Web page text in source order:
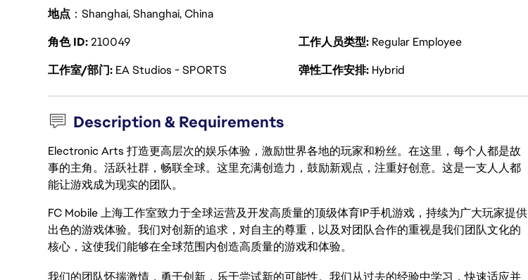
地点 ：Shanghai, Shanghai, China
角色 ID210049 工作人员类型 Regular Employee
工作室/部门 EA Studios - SPORTS 弹性工作安排 Hybrid
Description & Requirements
Electronic Arts 打造更高层次的娱乐体验，激励世界各地的玩家和粉丝。在这里，每个人都是故
事的主角。活跃社群，畅联全球。这里充满创造力，鼓励新观点，注重好创意。这是一支人人都
能让游戏成为现实的团队。
FC Mobile 上海工作室致力于全球运营及开发高质量的顶级体育IP手机游戏，持续为广大玩家提供
出色的游戏体验。我们对创新的追求，对自主的尊重，以及对团队合作的重视是我们团队文化的
核心，这使我们能够在全球范围内创造高质量的游戏和体验。
我们的团队怀揣激情，勇于创新，乐于尝试新的可能性。我们从过去的经验中学习，快速适应并